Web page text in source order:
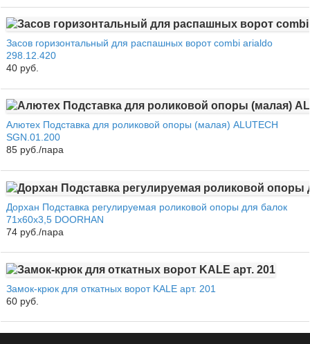
Засов горизонтальный для распашных ворот combi arialdo
298.12.420
40 руб.
Алютех Подставка для роликовой опоры (малая) ALUTECH
SGN.01.200
85 руб./пара
Дорхан Подставка регулируемая роликовой опоры для балок
71х60х3,5 DOORHAN
74 руб./пара
Замок-крюк для откатных ворот KALE арт. 201
60 руб.